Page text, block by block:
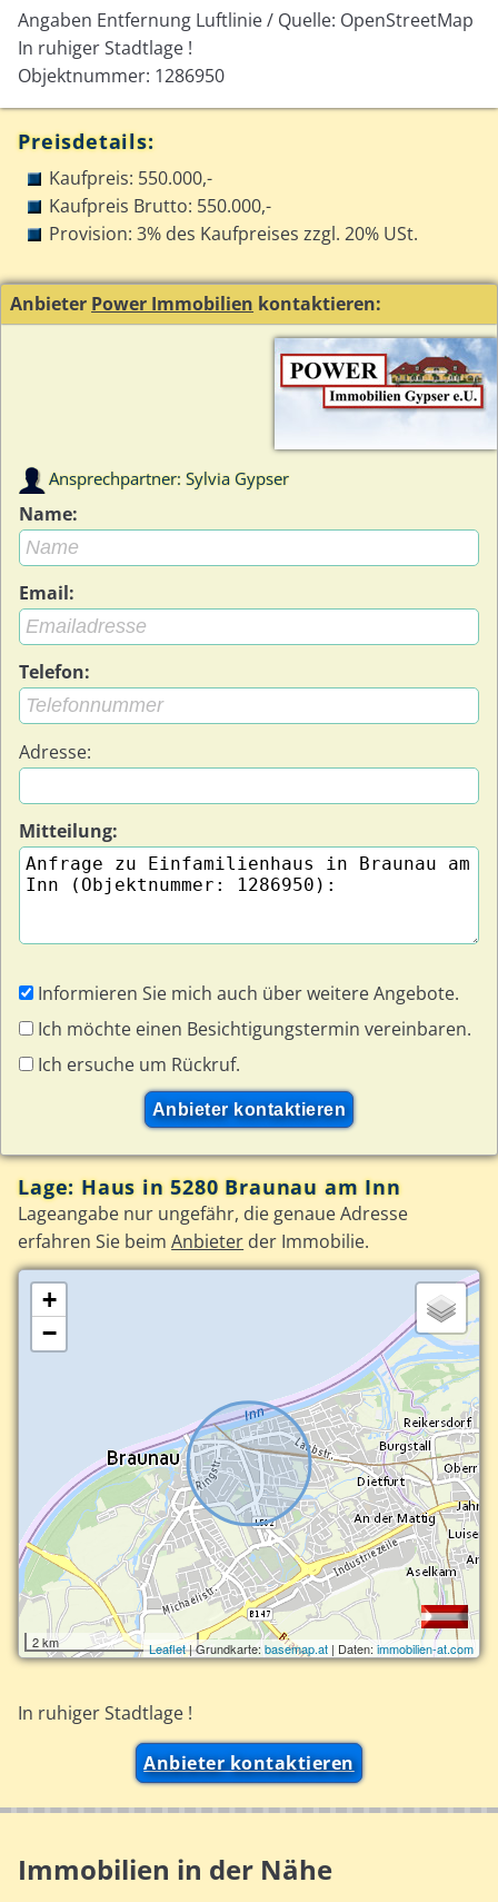
Angaben Entfernung Luftlinie / Quelle: OpenStreetMap
In ruhiger Stadtlage !
Objektnummer: 1286950
Preisdetails:
Kaufpreis: 550.000,-
Kaufpreis Brutto: 550.000,-
Provision: 3% des Kaufpreises zzgl. 20% USt.
Anbieter Power Immobilien kontaktieren:
Ansprechpartner: Sylvia Gypser
Name:
Email:
Telefon:
Adresse:
Mitteilung:
Informieren Sie mich auch über weitere Angebote.
Ich möchte einen Besichtigungstermin vereinbaren.
Ich ersuche um Rückruf.
Lage: Haus in 5280 Braunau am Inn
Lageangabe nur ungefähr, die genaue Adresse
erfahren Sie beimAnbieter der Immobilie.
+
−
2 km Leaflet| Grundkarte: basemap.at| Daten:immobilien-at.com
In ruhiger Stadtlage !
Anbieter kontaktieren
Immobilien in der Nähe